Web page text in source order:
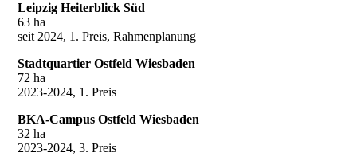
Leipzig Heiterblick Süd
63 ha
seit 2024, 1. Preis, Rahmenplanung
Stadtquartier Ostfeld Wiesbaden
72 ha
2023-2024, 1. Preis
BKA-Campus Ostfeld Wiesbaden
32 ha
2023-2024, 3. Preis